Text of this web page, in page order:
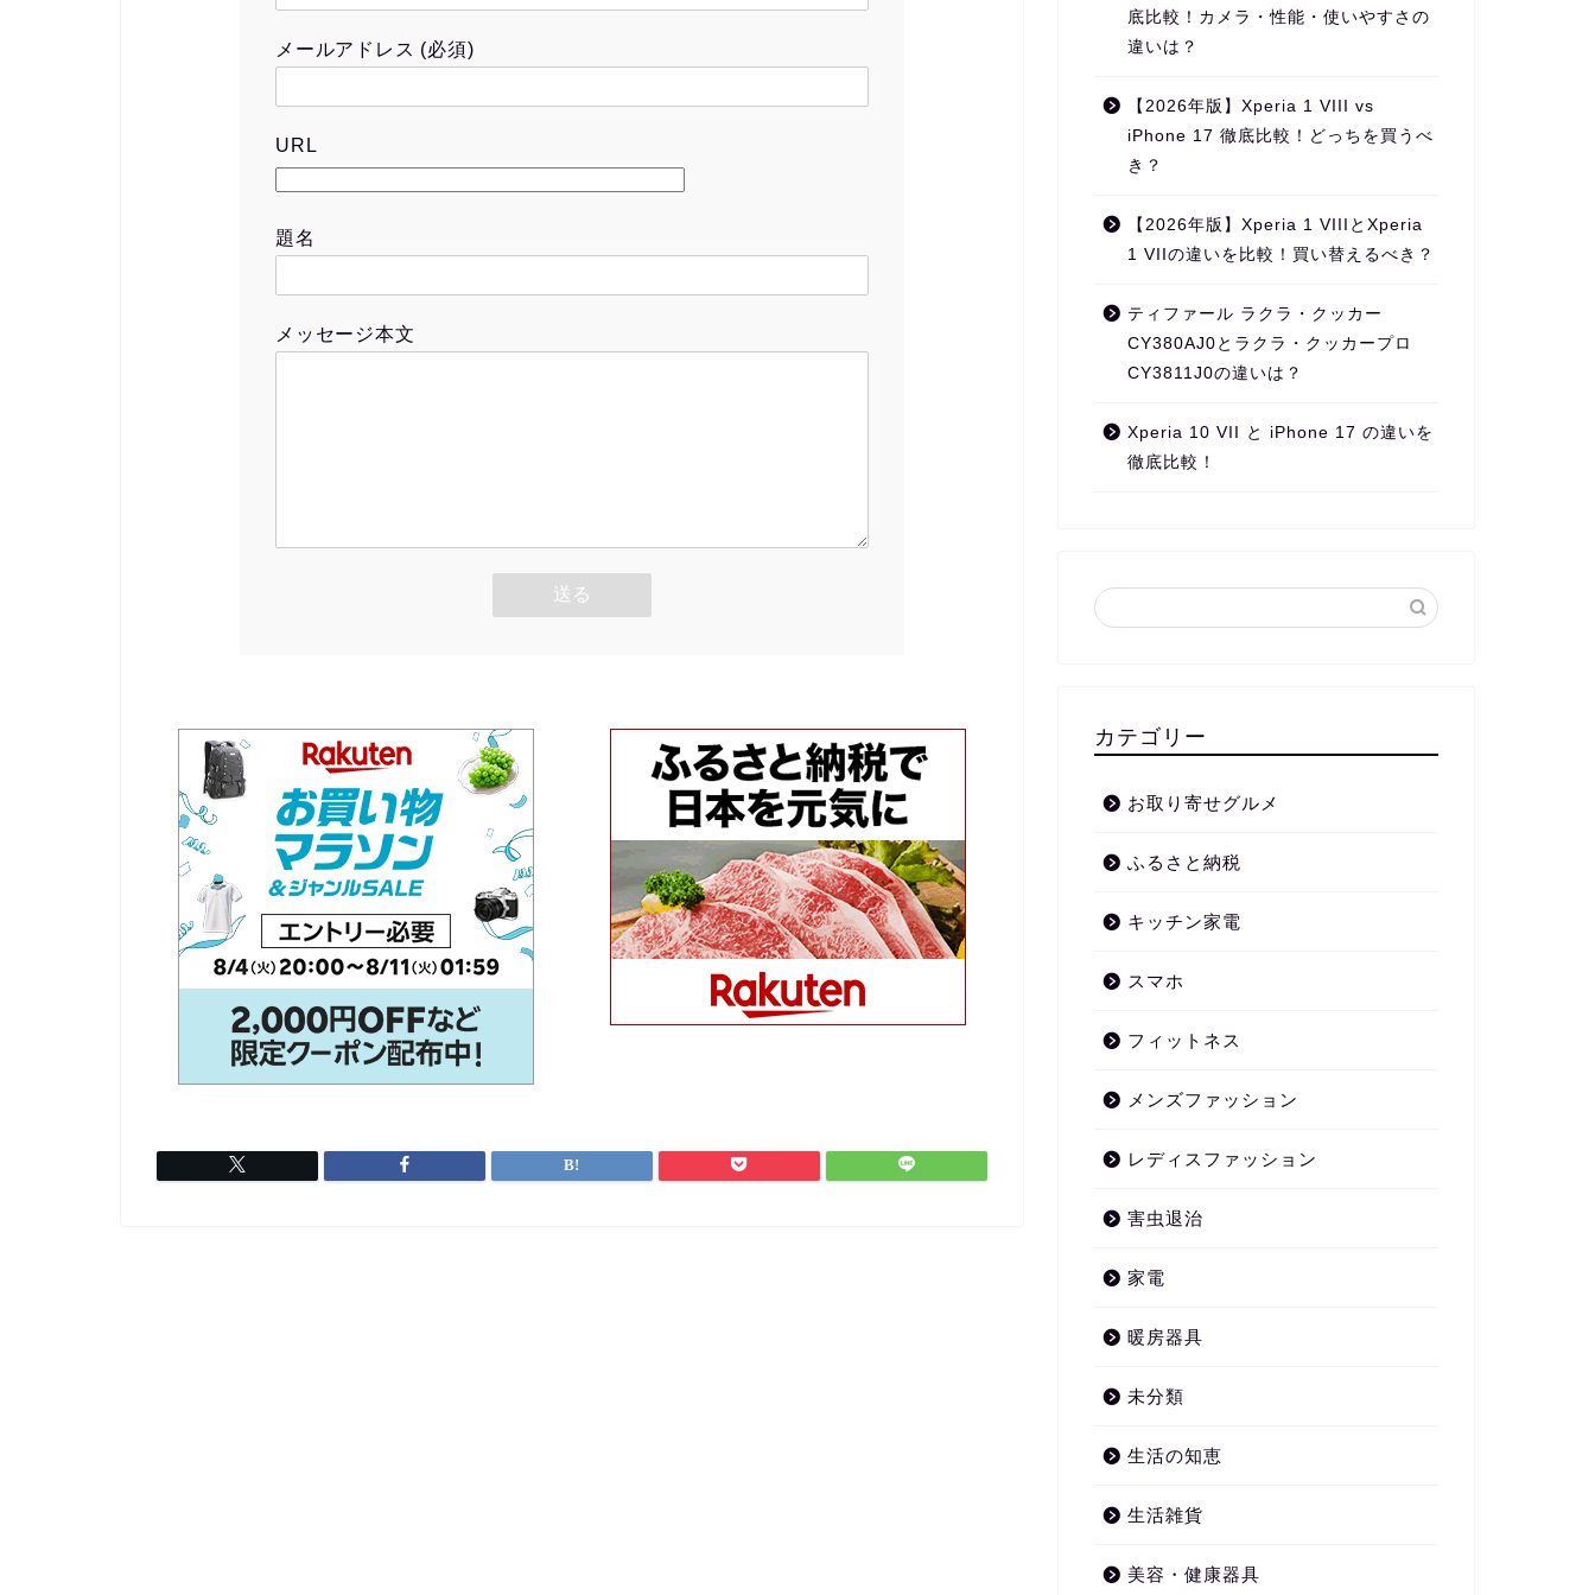
メールアドレス (必須)
URL
題名
メッセージ本文
底比較！カメラ・性能・使いやすさの
違いは？
【2026年版】Xperia 1 VIII vs
iPhone 17 徹底比較！どっちを買うべ
き？
【2026年版】Xperia 1 VIIIとXperia
1 VIIの違いを比較！買い替えるべき？
ティファール ラクラ・クッカー
CY380AJ0とラクラ・クッカープロ
CY3811J0の違いは？
Xperia 10 VII と iPhone 17 の違いを
徹底比較！
カテゴリー
お取り寄せグルメ
ふるさと納税
キッチン家電
スマホ
フィットネス
メンズファッション
レディスファッション
害虫退治
家電
暖房器具
未分類
生活の知恵
生活雑貨
美容・健康器具